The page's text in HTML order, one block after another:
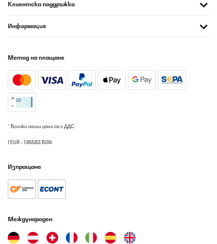
Клиентска поддръжка
Информация
Метод на плащане
* Всички наши цени са с ДДС.
1 EUR = 1.95583 BGN
Изпращане
Международен